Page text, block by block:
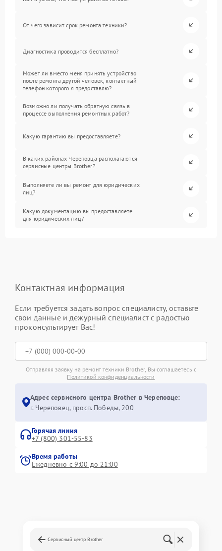
От чего зависит срок ремонта техники?
Диагностика проводится бесплатно?
Может ли вместо меня принять устройство
после ремонта другой человек, контактный
телефон которого я предоставлю?
Возможно ли получать обратную связь в
процессе выполнения ремонтных работ?
Какую гарантию вы предоставляете?
В каких районах Череповца располагаются
сервисные центры Brother?
Выполняете ли вы ремонт для юридических
лиц?
Какую документацию вы предоставляете
для юридических лиц?
Контактная информация
Если требуется задать вопрос специалисту, оставьте
свои данные и дежурный специалист с радостью
проконсультирует Вас!
Отправляя заявку на ремонт техники Brother, Вы соглашаетесь с
Политикой конфиденциальности
Адрес сервисного центра Brother в Череповце:
г. Череповец, просп. Победы, 200
Горячая линия
+7 (800) 301-55-83
Время работы
Ежедневно с 9:00 до 21:00
Сервисный центр Brother